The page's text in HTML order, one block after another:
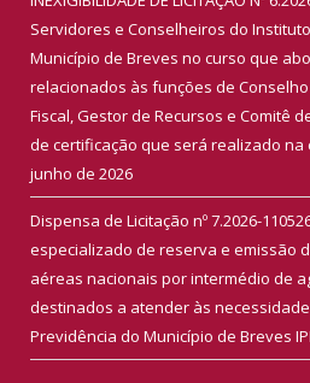
Servidores e Conselheiros do
Município de Breves no curso que
relacionados às funções de
Fiscal, Gestor de Recursos e Comitê
de certificação que será realizado na
junho de 2026
Dispensa de Licitação nº 7.2026-
especializado de reserva e emissão
aéreas nacionais por intermédio de
destinados a atender às
Previdência do Município de Breves